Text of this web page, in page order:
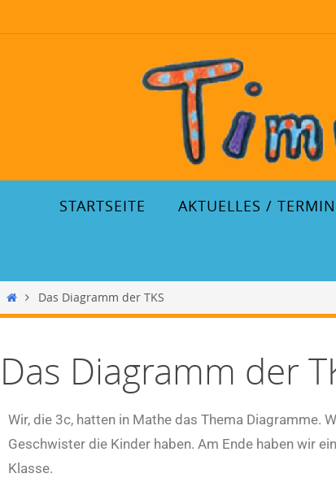
STARTSEITE AKTUELLES /
Das Diagramm der TKS
Das Diagramm der
Wir, die 3c, hatten in Mathe das Thema Diagramme.
Geschwister die Kinder haben. Am Ende haben wir
Klasse.